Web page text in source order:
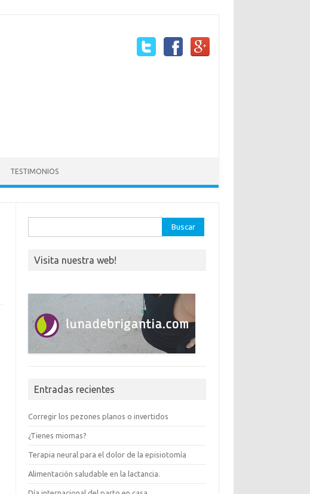
TESTIMONIOS
Visita nuestra web!
Entradas recientes
Corregir los pezones planos o invertidos
¿Tienes miomas?
Terapia neural para el dolor de la episiotomía
Alimentación saludable en la lactancia.